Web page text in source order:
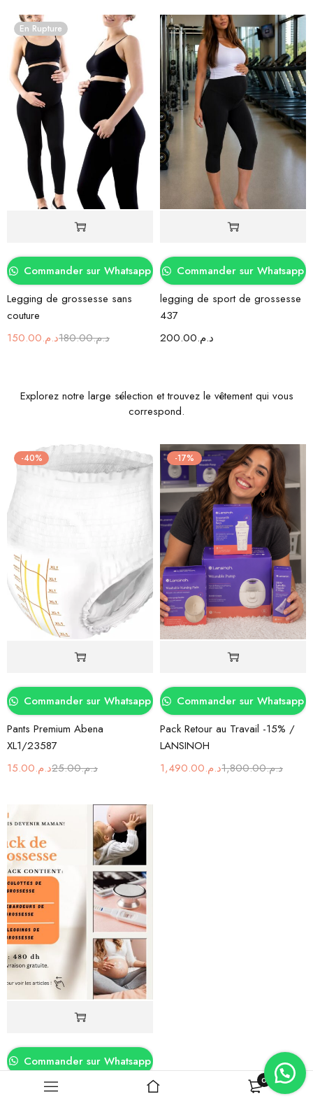
0
En Rupture
Commander sur Whatsapp
Legging de grossesse sans
couture
د.م.180.00د.م.150.00
Commander sur Whatsapp
legging de sport de grossesse
437
د.م.200.00
Explorez notre large sélection et trouvez le vêtement qui vous
correspond.
-40%
Commander sur Whatsapp
Pants Premium Abena
XL1/23587
د.م.25.00د.م.15.00
-17%
Commander sur Whatsapp
Pack Retour au Travail -15% /
LANSINOH
د.م.1,800.00د.م.1,490.00
Commander sur Whatsapp
Pack de Grossess